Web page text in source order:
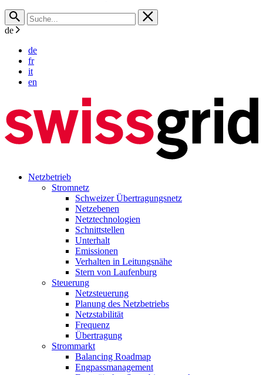
de
de
fr
it
en
Netzbetrieb
Stromnetz
Schweizer Übertragungsnetz
Netzebenen
Netztechnologien
Schnittstellen
Unterhalt
Emissionen
Verhalten in Leitungsnähe
Stern von Laufenburg
Steuerung
Netzsteuerung
Planung des Netzbetriebs
Netzstabilität
Frequenz
Übertragung
Strommarkt
Balancing Roadmap
Engpassmanagement